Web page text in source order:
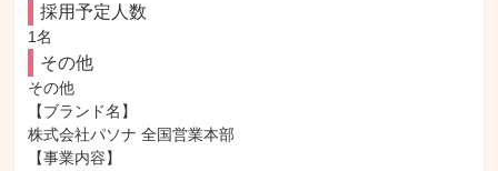
採用予定人数
1名
その他
その他
【ブランド名】
株式会社パソナ 全国営業本部
【事業内容】